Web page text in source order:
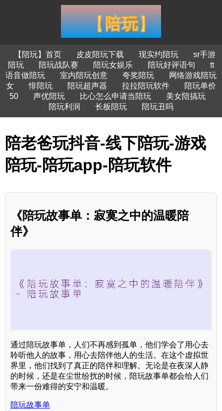
【陪玩】首页 皮皮陪玩下载 现实约陪玩
sr手游
陪玩
陪玩战队赛 陪玩女娱乐 陪玩好评语句
tt
语音做陪玩
室内陪玩创意 夸奖陪玩
网络游戏陪玩
女
悱陪玩 陪玩超声器 拉拉陪玩软件
陪玩单价
50
声优陪玩 比心怎么申请当陪玩
美女陪搞玩
陪玩利润
长板陪玩 陪玩丑吗
陪老爸玩抖音-线下陪玩-游戏
陪玩-陪玩app-陪玩软件
《陪玩故事单：寂寞之中的温暖陪
伴》
通过陪玩故事单，人们不再感到孤单，他们学会了用心去
聆听他人的故事，用心去陪伴他人的生活。在这个虚拟世
界里，他们找到了真正的陪伴和理解。无论是在夜深人静
的时候，还是在尘世纷扰的时候，陪玩故事单都会给人们
带来一份难得的安宁和温暖。
陪玩故事单